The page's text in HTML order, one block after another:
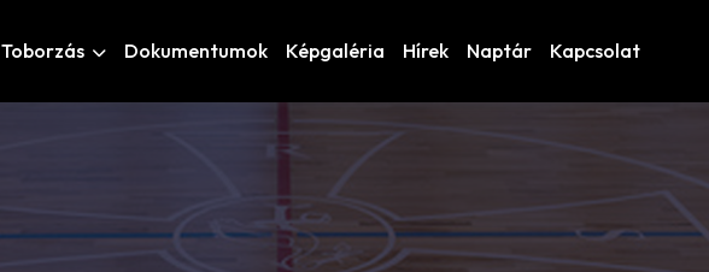
Toborzás Dokumentumok Képgaléria Hírek Naptár Kapcsolat